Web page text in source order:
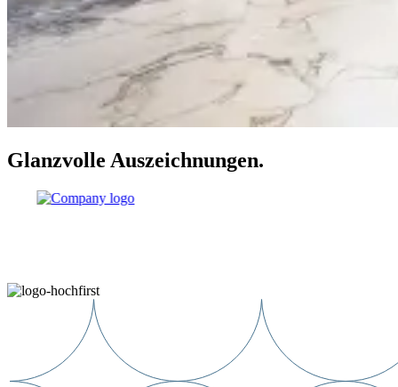
Glanzvolle Auszeichnungen.